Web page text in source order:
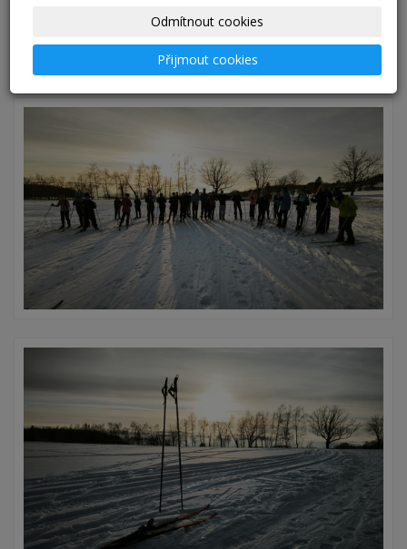
Odmítnout cookies
Přijmout cookies